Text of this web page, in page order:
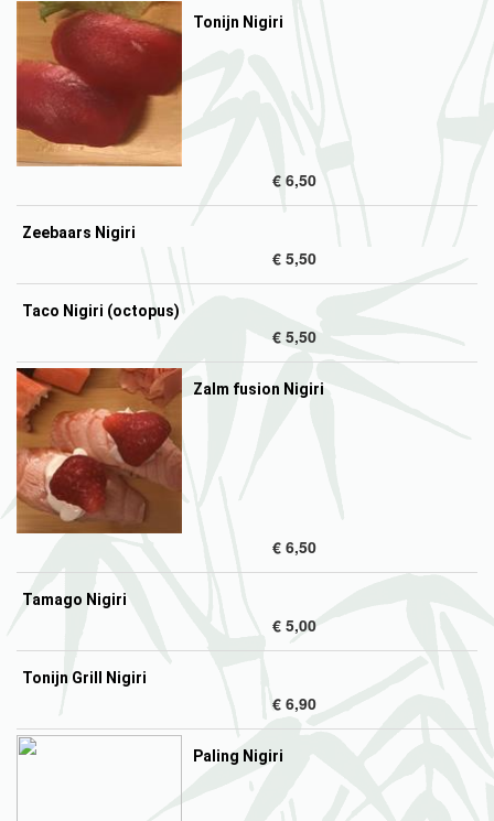
Tonijn Nigiri
€ 6,50
Zeebaars Nigiri
€ 5,50
Taco Nigiri (octopus)
€ 5,50
Zalm fusion Nigiri
€ 6,50
Tamago Nigiri
€ 5,00
Tonijn Grill Nigiri
€ 6,90
Paling Nigiri